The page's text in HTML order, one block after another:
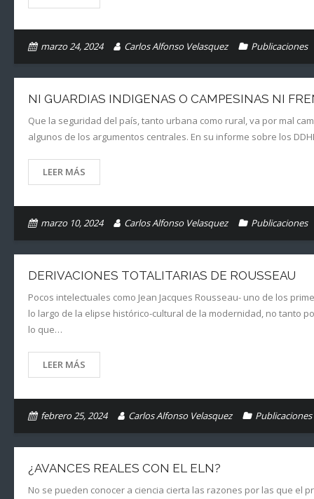
marzo 24, 2024 Carlos Alfonso Velasquez Publicaciones
NI GUARDIAS INDIGENAS O CAMPESINAS NI
Que la seguridad del país, tanto urbana como rural, va por mal
algunos de los argumentos centrales. En su informe sobre los
LEER MÁS
marzo 10, 2024 Carlos Alfonso Velasquez Publicaciones
DERIVACIONES TOTALITARIAS DE ROUSSEAU
Pocos intelectuales como Jean Jacques Rousseau- uno de los
lo largo de la elipse histórico-cultural de la modernidad, no tanto
lo que…
LEER MÁS
febrero 25, 2024 Carlos Alfonso Velasquez Publicaciones
¿AVANCES REALES CON EL ELN?
No se pueden conocer a ciencia cierta las razones por las que el